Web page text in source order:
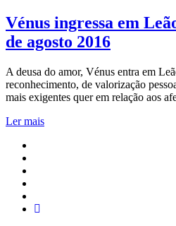
Vénus ingressa em
de agosto 2016
A deusa do amor, Vénus entra em
reconhecimento, de valorização
mais exigentes quer em relação aos
Ler mais